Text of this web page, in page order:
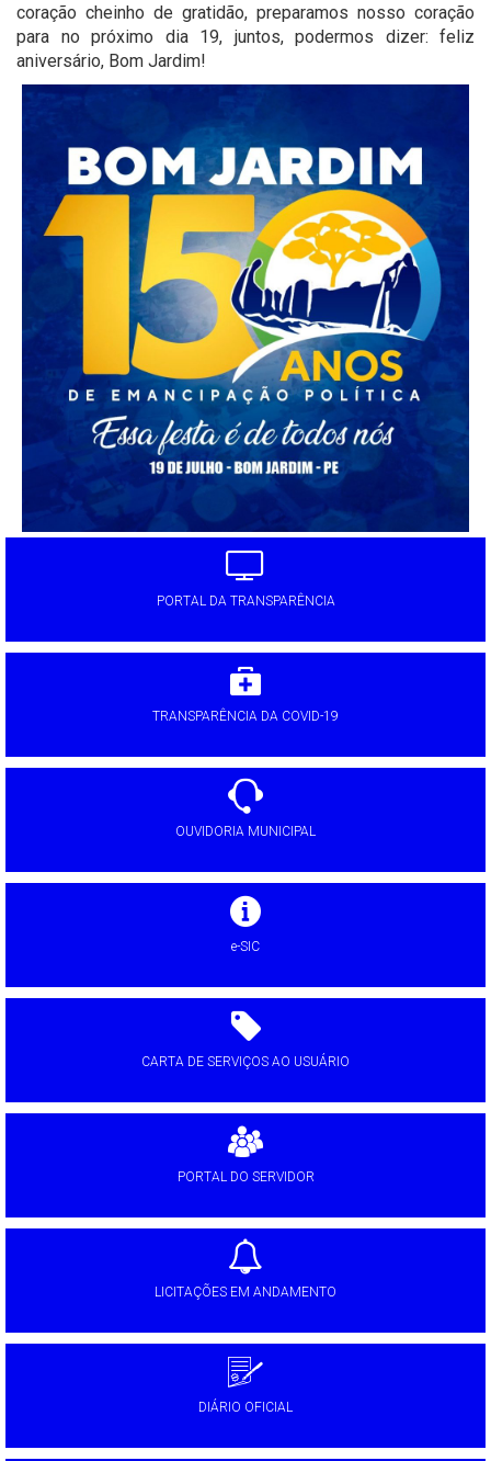
coração cheinho de gratidão, preparamos nosso coração
para no próximo dia 19, juntos, podermos dizer: feliz
aniversário, Bom Jardim!
PORTAL DA TRANSPARÊNCIA
TRANSPARÊNCIA DA COVID-19
OUVIDORIA MUNICIPAL
e-SIC
CARTA DE SERVIÇOS AO USUÁRIO
PORTAL DO SERVIDOR
LICITAÇÕES EM ANDAMENTO
DIÁRIO OFICIAL